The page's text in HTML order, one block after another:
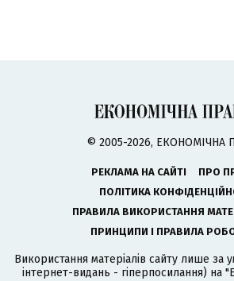
© 2005-2026, ЕКОНОМІЧНА
РЕКЛАМА НА САЙТІ
ПРО
ПОЛІТИКА
ПРАВИЛА ВИКОРИСТАННЯ
ПРИНЦИПИ І ПРАВИЛА
Використання матеріалів сайту лише за
інтернет-видань - гіперпосилання) на